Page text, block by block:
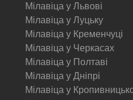
Мілавіца у Львові
Мілавіца у Луцьку
Мілавіца у Кременчуці
Мілавіца у Черкасах
Мілавіца у Полтаві
Мілавіца у Дніпрі
Мілавіца у